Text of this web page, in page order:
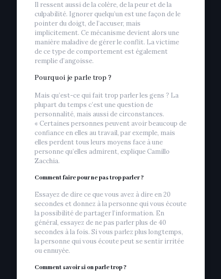
Il ressent aussi de la colère, de la peur et de la
culpabilité. Ignorer quelqu’un est une façon de le
pointer du doigt, de l’accuser, mais
implicitement. Ce mécanisme devient alors une
manière maladive de gérer le conflit. La victime
de ce type de comportement est également
remplie d’angoisse.
Pourquoi je parle trop ?
Mais qu’est-ce qui fait trop parler les gens ? La
plupart du temps c’est une question de
personnalité, mais aussi de circonstances.
« Certaines personnes peuvent avoir beaucoup de
confiance en elles au travail, par exemple, mais
elles perdent tous leurs moyens face à une
personne qu’elles admirent, explique Camillo
Zacchia.
Comment faire pour ne pas trop parler ?
Essayez de dire ce que vous avez à dire en 20
secondes et donnez à la personne qui vous écoute
la possibilité de partager l’information. En
général, essayez de ne pas parler plus de 40
secondes à la fois. Si vous parlez plus longtemps,
la personne qui vous écoute peut se sentir irritée
ou ennuyée.
Comment savoir si on parle trop ?